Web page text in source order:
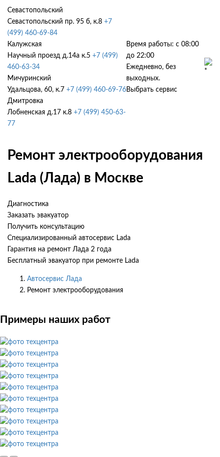
Севастопольский
Севастопольский пр. 95 б, к.8 +7
(499) 460-69-84
Калужская
Научный проезд д.14а к.5 +7 (499)
460-63-34
Мичуринский
Удальцова, 60, к.7 +7 (499) 460-69-76
Дмитровка
Лобненская д.17 к.8 +7 (499) 450-63-
77
Время работы: с 08:00
до 22:00
Ежедневно, без
выходных.
Выбрать сервис
Ремонт электрооборудования
Lada (Лада) в Москве
Диагностика
Заказать эвакуатор
Получить консультацию
Специализированный автосервис Lada
Гарантия на ремонт Лада 2 года
Бесплатный эвакуатор при ремонте Lada
Автосервис Лада
Ремонт электрооборудования
Примеры наших работ